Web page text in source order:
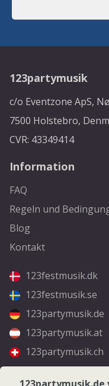
123partymusik
c/o Eventzone ApS,
7500 Holstebro,
CVR: 43349414
Information
FAQ
Regeln und
Blog
Kontakt
123festmusik.dk
123festmusik.se
123partymusik.de
123partymusik.at
123partymusik.ch
Folgen Sie uns